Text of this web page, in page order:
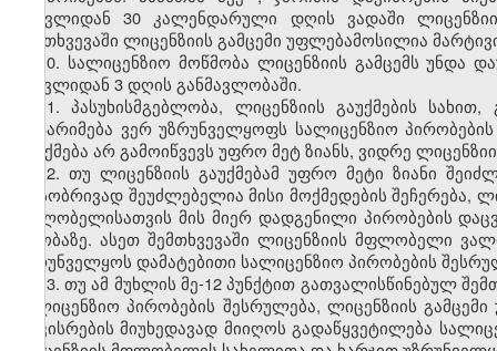
გასვლიდან 30 კალენდარული დღის ვადაში
შემთხვევაში ლიცენზიის გამცემი უფლებამოსილია
10. სალიცენზიო მოწმობა ლიცენზიის გამცემს უნდა
შესვლიდან 3 დღის განმავლობაში.
11. პასუხისმგებლობა, ლიცენზიის გაუქმების
დაჯარიმება ვერ უზრუნველყოფს სალიცენზიო
გაუქმება არ გამოიწვევს უფრო მეტ ზიანს, ვიდრე
12. თუ ლიცენზიის გაუქმებამ უფრო მეტი ზიანი
არსობრივად შეუძლებელია მისი მოქმედების შეჩერება,
მფლობელისათვის მის მიერ დადგენილი პირობების
თაობაზე. ასეთ შემთხვევაში ლიცენზიის მფლობელი
უზრუნველყოს დამატებითი სალიცენზიო პირობების
13. თუ ამ მუხლის მე-12 პუნქტით გათვალისწინებულ
სალიცენზიო პირობების შესრულება, ლიცენზიის
დაკისრების მიუხედავად მიიღოს გადაწყვეტილება